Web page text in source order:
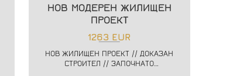
НОВ МОДЕРЕН ЖИЛИЩЕН
ПРОЕКТ
1263 EUR
НОВ ЖИЛИЩЕН ПРОЕКТ // ДОКАЗАН
СТРОИТЕЛ // ЗАПОЧНАТО